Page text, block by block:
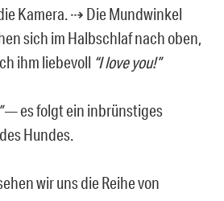
Kamera. ⇢ Die Mundwinkel
sich im Halbschlaf nach oben,
ihm liebevoll “I love you!”
— es folgt ein inbrünstiges
Hundes.
wir uns die Reihe von